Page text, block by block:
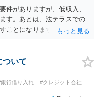
件がありますが、低収入、
す。あとは、法テラスでの
ことになります。 また、法
ば、速やかに申立てが可能
法テラスで破産申し立て可
いて
行借り入れ
#クレジット会社